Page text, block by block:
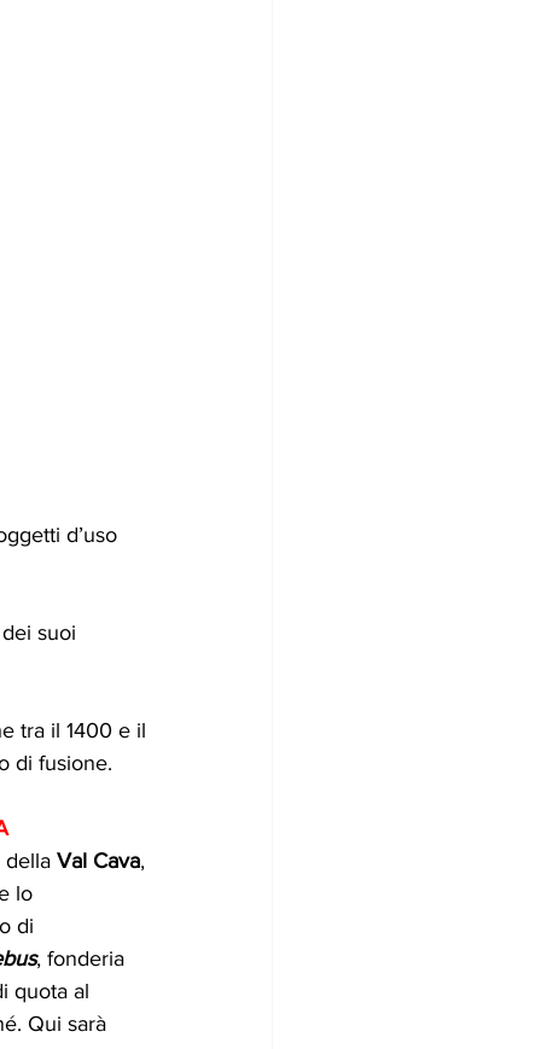
d’uso
suoi
tra il 1400 e il
di fusione.
della Val Cava,
lo
di
, fonderia
quota al
Qui sarà